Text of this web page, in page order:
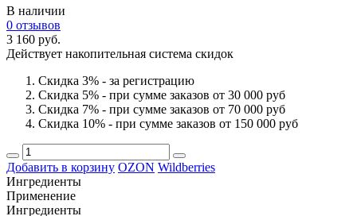
В наличии
0 отзывов
3 160 руб.
Действует накопительная система скидок
Скидка 3% - за регистрацию
Скидка 5% - при сумме заказов от 30 000 руб
Скидка 7% - при сумме заказов от 70 000 руб
Скидка 10% - при сумме заказов от 150 000 руб
Добавить в корзину OZON Wildberries
Ингредиенты
Применение
Ингредиенты